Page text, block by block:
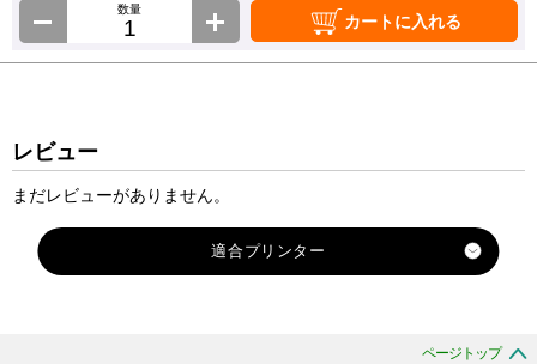
数量
カートに入れる
レビュー
まだレビューがありません。
ページトップ